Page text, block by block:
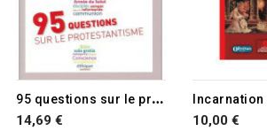
9
5 questions sur le protestantisme
14,69 €
Incarnation
10,00 €